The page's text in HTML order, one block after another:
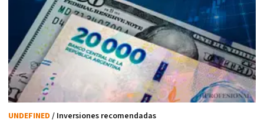
UNDEFINED / Inversiones recomendadas